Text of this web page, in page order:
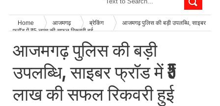
Home आजमगढ़ ब्रेकिंग
आजमगढ़ पुलिस की बड़ी उपलब्धि, साइबर
फ्रॉड में ₹5 लाख की सफल रिकवरी हुई
आजमगढ़ पुलिस की बड़ी
उपलब्धि, साइबर फ्रॉड में ₹5
लाख की सफल रिकवरी हुई